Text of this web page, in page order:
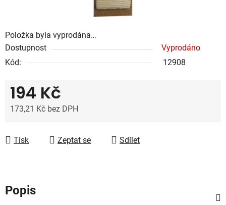
Položka byla vyprodána…
Dostupnost
Vyprodáno
Kód:
12908
194 Kč
173,21 Kč bez DPH
Tisk
Zeptat se Sdílet
Popis